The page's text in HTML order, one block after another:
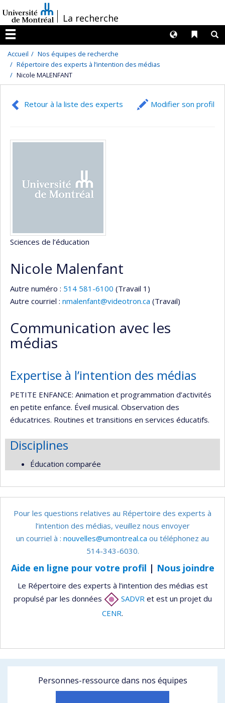
au
contenu
/La recherche
Menu
Liens
Langues
Accueil
Nos équipes de recherche
Répertoire des experts à l’intention des médias
Nicole MALENFANT
Retour à la liste des experts Modifier son profil
Sciences de l’éducation
Nicole Malenfant
Autre numéro : 514 581-6100 (Travail 1)
Autre courriel : nmalenfant@videotron.ca (Travail)
Communication avec les
médias
Expertise à l’intention des médias
PETITE ENFANCE: Animation et programmation d’activités
en petite enfance. Éveil musical. Observation des
éducatrices. Routines et transitions en services éducatifs.
Disciplines
Éducation comparée
Pour les questions relatives au Répertoire des experts à
l’intention des médias, veuillez nous envoyer
un courriel à : nouvelles@umontreal.ca ou téléphonez au
514-343-6030.
Aide en ligne pour votre profil | Nous joindre
Le Répertoire des experts à l’intention des médias est
propulsé par les données
SADVR et est un projet du
CENR.
Personnes-ressource dans nos équipes